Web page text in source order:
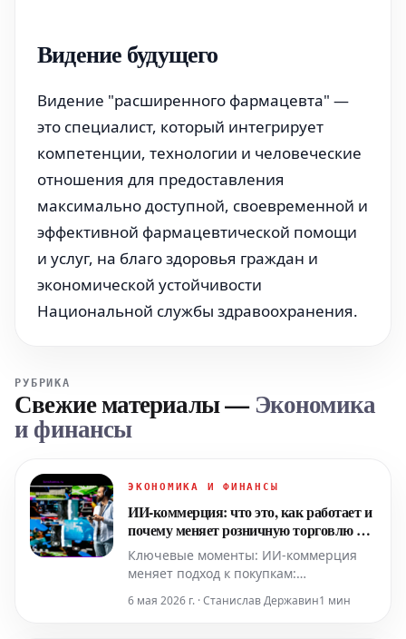
Видение будущего
Видение "расширенного фармацевта" —
это специалист, который интегрирует
компетенции, технологии и человеческие
отношения для предоставления
максимально доступной, своевременной и
эффективной фармацевтической помощи
и услуг, на благо здоровья граждан и
экономической устойчивости
Национальной службы здравоохранения.
РУБРИКА
Свежие материалы— Экономика
и финансы
ЭКОНОМИКА И ФИНАНСЫ
ИИ-коммерция: что это, как работает и
почему меняет розничную торговлю к
2026 году
Ключевые моменты: ИИ-коммерция
меняет подход к покупкам:
генеративный ИИ понимают запросы,
6 мая 2026 г. · Станислав Державин1 мин